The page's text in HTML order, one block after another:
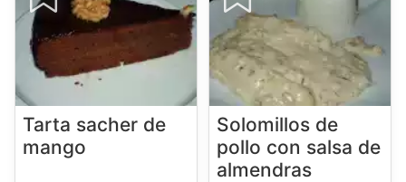
Tarta sacher de
mango
Solomillos de
pollo con salsa de
almendras